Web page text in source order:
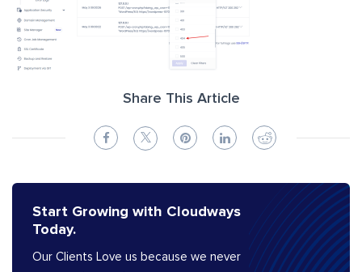
Share This Article
Start Growing with Cloudways
Today.
Our Clients Love us because we never